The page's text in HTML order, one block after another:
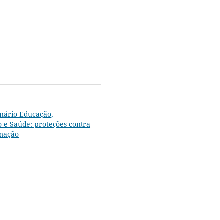
Educação,
e Saúde: proteções contra